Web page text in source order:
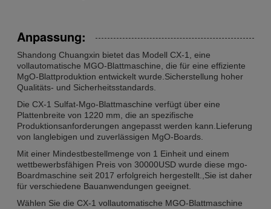
Anpassung:
Shandong Chuangxin bietet das Modell CX-1, eine
vollautomatische MGO-Blattmaschine, die für eine effiziente
MgO-Blattproduktion entwickelt wurde.Sicherstellung hoher
Qualitäts- und Sicherheitsstandards.
Die CX-1 Sulfat-Mgo-Blattmaschine verfügt über eine
Plattenbreite von 1220 mm, die an spezifische
Produktionsanforderungen angepasst werden kann.Lieferung
von langlebigen und zuverlässigen MgO-Boards.
Mit einer Mindestbestellmenge von 1 Einheit und einem
wettbewerbsfähigen Preis von 30000USD wurde diese mgo-
Boardmaschine seit 2017 erfolgreich hergestellt.,Sie ist daher
für verschiedene Bauanwendungen geeignet.
Wählen Sie die CX-1 vollautomatische MGO-Blattmaschine